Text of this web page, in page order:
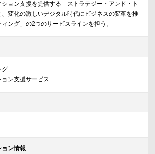
ョン支援を提供する「ストラテジー・アンド・ト
、変化の激しいデジタル時代にビジネスの変革を推
ング」の2つのサービスラインを担う。
グ
ン支援サービス
ョン情報